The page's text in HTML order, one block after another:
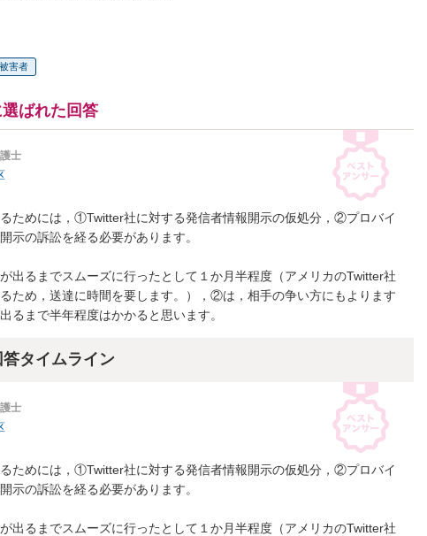
被害者
ばれた回答
士
ためには，①Twitter社に対する発信者情報開示の仮処分，②プロバイ
示の訴訟を経る必要があります。
出るまでスムーズに行ったとして１か月半程度（アメリカのTwitter社
ため，送達に時間を要します。），②は，相手の争い方にもよります
るまで半年程度はかかると思います。
タイムライン
士
ためには，①Twitter社に対する発信者情報開示の仮処分，②プロバイ
示の訴訟を経る必要があります。
出るまでスムーズに行ったとして１か月半程度（アメリカのTwitter社